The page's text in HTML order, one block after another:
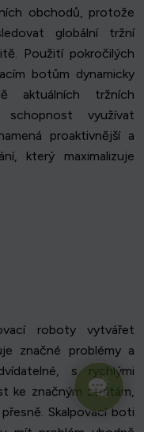
obchodů, protože
globální tržní
Použití pokročilých
botům dynamicky
aktuálních tržních
využívat
proaktivnější a
který maximalizuje
roboty vytvářet
značné problémy a
s rychlými
ke značným ztrátám,
Skalpovací boti